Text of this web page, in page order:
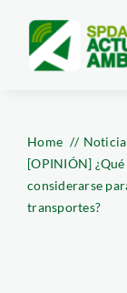
content
Home
[OPINIÓN]
considerarse
transportes?